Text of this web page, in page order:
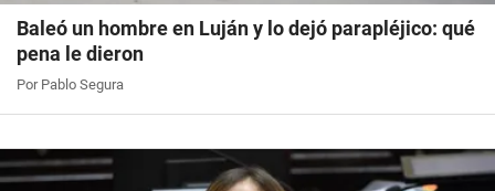
Baleó un hombre en Luján y lo dejó parapléjico: qué
pena le dieron
Por Pablo Segura